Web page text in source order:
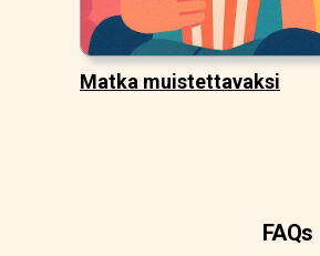
Matka muistettavaksi
FAQs